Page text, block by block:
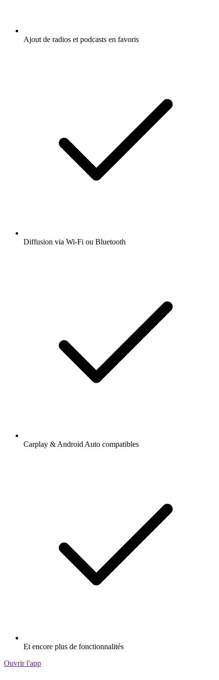
Ajout de radios et podcasts en favoris
Diffusion via Wi-Fi ou Bluetooth
Carplay & Android Auto compatibles
Et encore plus de fonctionnalités
Ouvrir l'app